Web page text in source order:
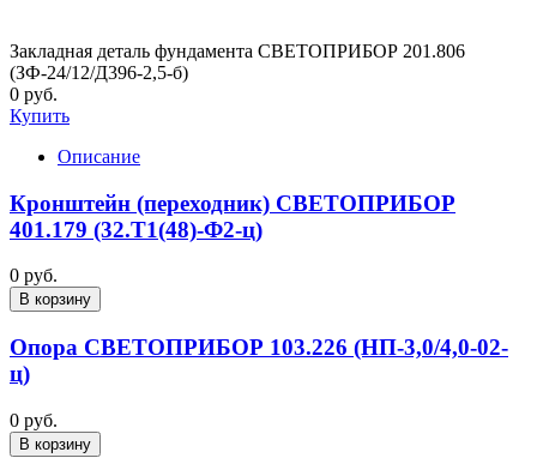
Закладная деталь фундамента СВЕТОПРИБОР 201.806
(ЗФ-24/12/Д396-2,5-б)
0 руб.
Купить
Описание
Кронштейн (переходник) СВЕТОПРИБОР
401.179 (32.Т1(48)-Ф2-ц)
0 руб.
В корзину
Опора СВЕТОПРИБОР 103.226 (НП-3,0/4,0-02-
ц)
0 руб.
В корзину